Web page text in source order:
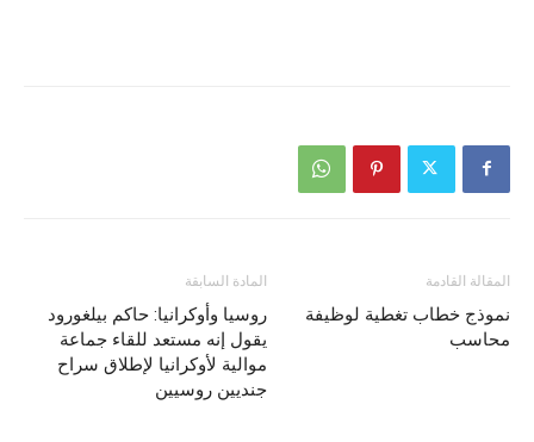
المادة السابقة
روسيا وأوكرانيا: حاكم بيلغورود
يقول إنه مستعد للقاء جماعة
موالية لأوكرانيا لإطلاق سراح
جنديين روسيين
المقالة القادمة
نموذج خطاب تغطية لوظيفة
محاسب